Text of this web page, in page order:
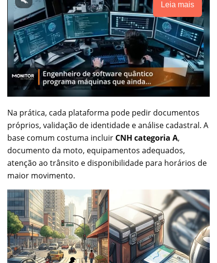
Leia mais
Na prática, cada plataforma pode pedir documentos
próprios, validação de identidade e análise cadastral. A
base comum costuma incluir CNH categoria A,
documento da moto, equipamentos adequados,
atenção ao trânsito e disponibilidade para horários de
maior movimento.